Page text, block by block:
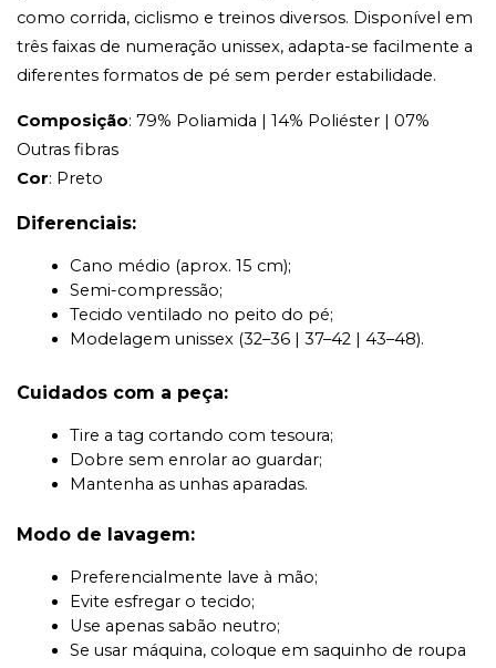
como corrida, ciclismo e treinos diversos. Disponível em
três faixas de numeração unissex, adapta-se facilmente a
diferentes formatos de pé sem perder estabilidade.
Composição: 79% Poliamida | 14% Poliéster | 07%
Outras fibras
Cor: Preto
Diferenciais:
Cano médio (aprox. 15 cm);
Semi-compressão;
Tecido ventilado no peito do pé;
Modelagem unissex (32–36 | 37–42 | 43–48).
Cuidados com a peça:
Tire a tag cortando com tesoura;
Dobre sem enrolar ao guardar;
Mantenha as unhas aparadas.
Modo de lavagem:
Preferencialmente lave à mão;
Evite esfregar o tecido;
Use apenas sabão neutro;
Se usar máquina, coloque em saquinho de roupa